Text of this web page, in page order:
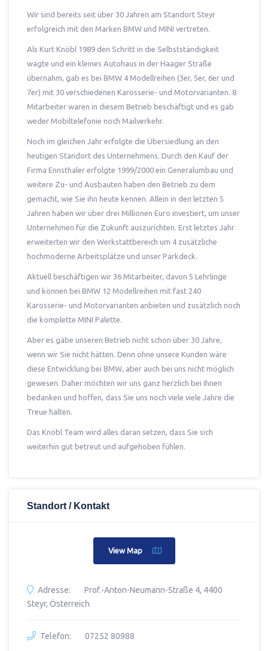
Wir sind bereits seit über 30 Jahren am Standort Steyr
erfolgreich mit den Marken BMW und MINI vertreten.
Als Kurt Knöbl 1989 den Schritt in die Selbstständigkeit
wagte und ein kleines Autohaus in der Haager Straße
übernahm, gab es bei BMW 4 Modellreihen (3er, 5er, 6er und
7er) mit 30 verschiedenen Karosserie- und Motorvarianten. 8
Mitarbeiter waren in diesem Betrieb beschäftigt und es gab
weder Mobiltelefonie noch Mailverkehr.
Noch im gleichen Jahr erfolgte die Übersiedlung an den
heutigen Standort des Unternehmens. Durch den Kauf der
Firma Ennsthaler erfolgte 1999/2000 ein Generalumbau und
weitere Zu- und Ausbauten haben den Betrieb zu dem
gemacht, wie Sie ihn heute kennen. Allein in den letzten 5
Jahren haben wir über drei Millionen Euro investiert, um unser
Unternehmen für die Zukunft auszurichten. Erst letztes Jahr
erweiterten wir den Werkstattbereich um 4 zusätzliche
hochmoderne Arbeitsplätze und unser Parkdeck.
Aktuell beschäftigen wir 36 Mitarbeiter, davon 5 Lehrlinge
und können bei BMW 12 Modellreihen mit fast 240
Karosserie- und Motorvarianten anbieten und zusätzlich noch
die komplette MINI Palette.
Aber es gäbe unseren Betrieb nicht schon über 30 Jahre,
wenn wir Sie nicht hätten. Denn ohne unsere Kunden wäre
diese Entwicklung bei BMW, aber auch bei uns nicht möglich
gewesen. Daher möchten wir uns ganz herzlich bei Ihnen
bedanken und hoffen, dass Sie uns noch viele viele Jahre die
Treue halten.
Das Knöbl Team wird alles daran setzen, dass Sie sich
weiterhin gut betreut und aufgehoben fühlen.
Standort / Kontakt
View Map
Adresse:
Prof.-Anton-Neumann-Straße 4, 4400
Steyr, Österreich
Telefon: 07252 80988